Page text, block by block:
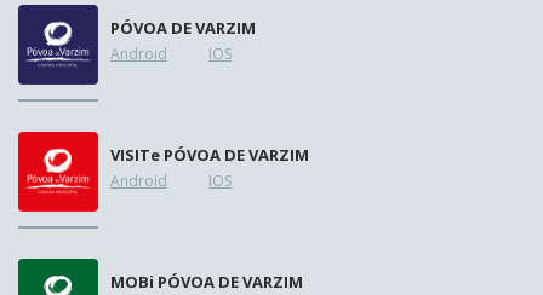
PÓVOA DE VARZIM
Android IOS
VISITe PÓVOA DE VARZIM
Android IOS
MOBi PÓVOA DE VARZIM